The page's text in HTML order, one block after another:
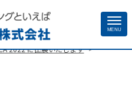
MENU
2022 に出展いたします >